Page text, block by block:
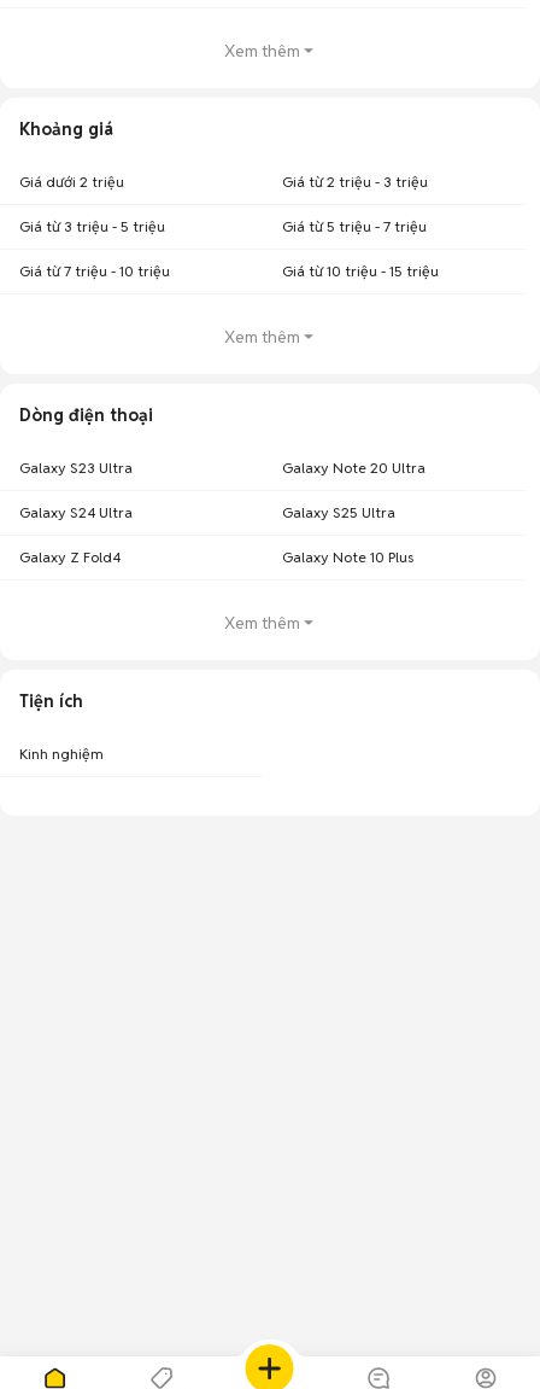
Xem thêm
Khoảng giá
Giá dưới 2 triệu Giá từ 2 triệu - 3 triệu
Giá từ 3 triệu - 5 triệu Giá từ 5 triệu - 7 triệu
Giá từ 7 triệu - 10 triệu Giá từ 10 triệu - 15 triệu
Xem thêm
Dòng điện thoại
Galaxy S23 Ultra Galaxy Note 20 Ultra
Galaxy S24 Ultra Galaxy S25 Ultra
Galaxy Z Fold4 Galaxy Note 10 Plus
Xem thêm
Tiện ích
Kinh nghiệm